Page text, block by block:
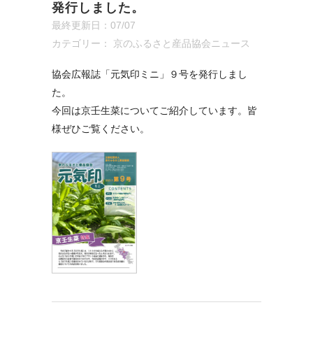
発行しました。
最終更新日：07/07
カテゴリー： 京のふるさと産品協会ニュース
協会広報誌「元気印ミニ」９号を発行しまし
た。
今回は京壬生菜についてご紹介しています。皆
様ぜひご覧ください。